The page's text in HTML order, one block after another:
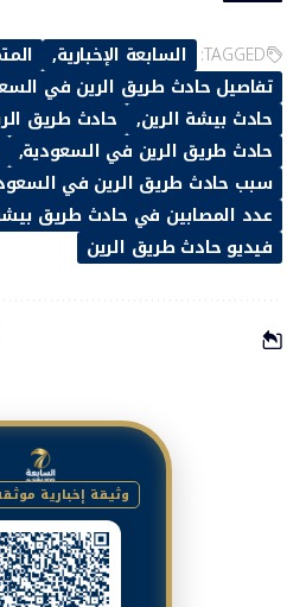
TAGGED: السابعة الإخبارية
تفاصيل حادث طريق الرين في
حادث بيشة الرين
حادث طريق
حادث طريق الرين في السعودية
سبب حادث طريق الرين في
عدد المصابين في حادث طريق
فيديو حادث طريق الرين
وثيقة إخبارية